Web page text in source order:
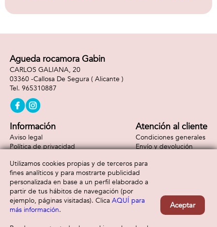
Agueda rocamora Gabin
CARLOS GALIANA, 20
03360 -Callosa De Segura ( Alicante )
965310887
Información
Aviso legal
Política de privacidad
Atención al cliente
Condiciones generales
Envío y devolución
Formas de pago
Utilizamos cookies propias y de terceros para
fines analíticos y para mostrarte publicidad
personalizada en base a un perfil elaborado a
partir de tus hábitos de navegación (por
ejemplo, páginas visitadas). Clica AQUÍ para
más información.
Aceptar